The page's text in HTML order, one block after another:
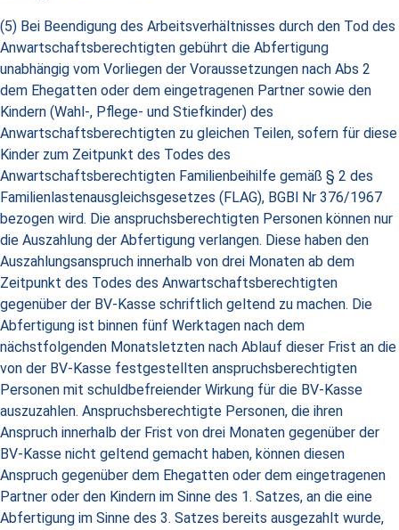
(5) Bei Beendigung des Arbeitsverhältnisses durch den Tod des
Anwartschaftsberechtigten gebührt die Abfertigung
unabhängig vom Vorliegen der Voraussetzungen nach Abs 2
dem Ehegatten oder dem eingetragenen Partner sowie den
Kindern (Wahl-, Pflege- und Stiefkinder) des
Anwartschaftsberechtigten zu gleichen Teilen, sofern für diese
Kinder zum Zeitpunkt des Todes des
Anwartschaftsberechtigten Familienbeihilfe gemäß § 2 des
Familienlastenausgleichsgesetzes (FLAG), BGBl Nr 376/1967
bezogen wird. Die anspruchsberechtigten Personen können nur
die Auszahlung der Abfertigung verlangen. Diese haben den
Auszahlungsanspruch innerhalb von drei Monaten ab dem
Zeitpunkt des Todes des Anwartschaftsberechtigten
gegenüber der BV-Kasse schriftlich geltend zu machen. Die
Abfertigung ist binnen fünf Werktagen nach dem
nächstfolgenden Monatsletzten nach Ablauf dieser Frist an die
von der BV-Kasse festgestellten anspruchsberechtigten
Personen mit schuldbefreiender Wirkung für die BV-Kasse
auszuzahlen. Anspruchsberechtigte Personen, die ihren
Anspruch innerhalb der Frist von drei Monaten gegenüber der
BV-Kasse nicht geltend gemacht haben, können diesen
Anspruch gegenüber dem Ehegatten oder dem eingetragenen
Partner oder den Kindern im Sinne des 1. Satzes, an die eine
Abfertigung im Sinne des 3. Satzes bereits ausgezahlt wurde,